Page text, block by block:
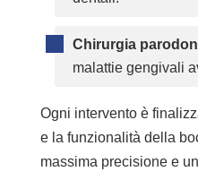
Chirurgia
malattie gengivali
Ogni intervento è
e la funzionalità della
massima precisione e